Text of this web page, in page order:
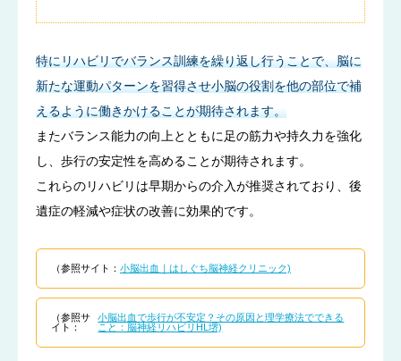
特にリハビリでバランス訓練を繰り返し行うことで、脳に
新たな運動パターンを習得させ小脳の役割を他の部位で補
えるように働きかけることが期待されます。
またバランス能力の向上とともに足の筋力や持久力を強化
し、歩行の安定性を高めることが期待されます。
これらのリハビリは早期からの介入が推奨されており、後
遺症の軽減や症状の改善に効果的です。
（参照サイト： 小脳出血｜はしぐち脳神経クリニック)
（参照サ
イト：
小脳出血で歩行が不安定？その原因と理学療法でできる
こと：脳神経リハビリHL堺)